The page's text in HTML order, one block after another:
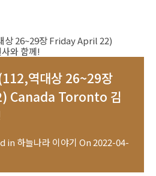
역대상 26~29장
Canada Toronto 김
in 하늘나라 이야기 On2022-04-